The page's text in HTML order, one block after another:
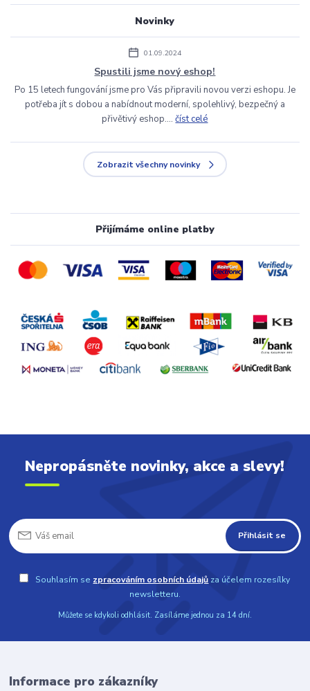
Novinky
01.09.2024
Spustili jsme nový eshop!
Po 15 letech fungování jsme pro Vás připravili novou verzi eshopu. Je
potřeba jít s dobou a nabídnout moderní, spolehlivý, bezpečný a
přivětivý eshop....číst celé
Zobrazit všechny novinky
Přijímáme online platby
Nepropásněte novinky, akce a slevy!
Přihlásit se
Souhlasím se zpracováním osobních údajů za účelem rozesílky
newsletteru.
Můžete se kdykoli odhlásit. Zasíláme jednou za 14 dní.
Informace pro zákazníky